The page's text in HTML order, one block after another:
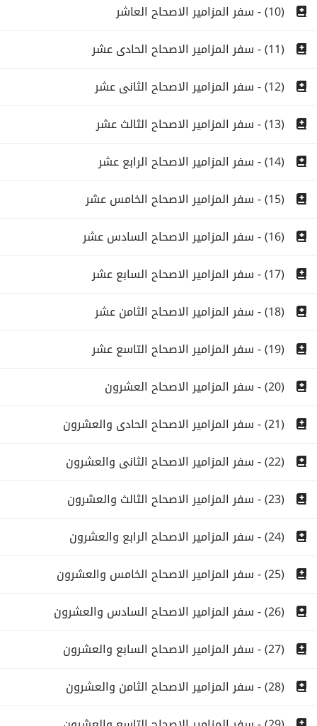
(10) - سفر المزامير الاصحاح العاشر
(11) - سفر المزامير الاصحاح الحادى عشر
(12) - سفر المزامير الاصحاح الثانى عشر
(13) - سفر المزامير الاصحاح الثالث عشر
(14) - سفر المزامير الاصحاح الرابع عشر
(15) - سفر المزامير الاصحاح الخامس عشر
(16) - سفر المزامير الاصحاح السادس عشر
(17) - سفر المزامير الاصحاح السابع عشر
(18) - سفر المزامير الاصحاح الثامن عشر
(19) - سفر المزامير الاصحاح التاسع عشر
(20) - سفر المزامير الاصحاح العشرون
(21) - سفر المزامير الاصحاح الحادى والعشرون
(22) - سفر المزامير الاصحاح الثانى والعشرون
(23) - سفر المزامير الاصحاح الثالث والعشرون
(24) - سفر المزامير الاصحاح الرابع والعشرون
(25) - سفر المزامير الاصحاح الخامس والعشرون
(26) - سفر المزامير الاصحاح السادس والعشرون
(27) - سفر المزامير الاصحاح السابع والعشرون
(28) - سفر المزامير الاصحاح الثامن والعشرون